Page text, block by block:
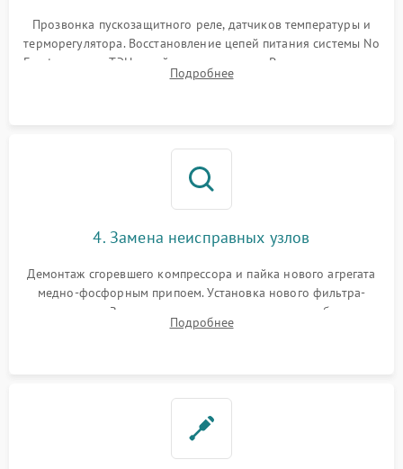
Прозвонка пускозащитного реле, датчиков температуры и
терморегулятора. Восстановление цепей питания системы No
Frost, включая ТЭН оттайки и вентилятор. Ремонт или замена
платы управления при сбоях алгоритмов.
Подробнее
4. Замена неисправных узлов
Демонтаж сгоревшего компрессора и пайка нового агрегата
медно-фосфорным припоем. Установка нового фильтра-
осушителя. Замена изношенных вентиляторов обдува,
сломанных заслонок или поврежденных дверных петель.
Подробнее